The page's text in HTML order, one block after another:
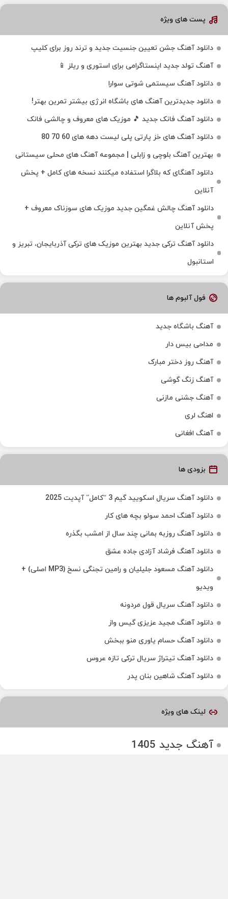
پست های ویژه
دانلود آهنگ جشن تعیین جنسیت جدید و ترند روز برای کلیپ
آهنگ تولد جدید اینستاگرامی برای استوری و ریلز 📱
دانلود آهنگ سیستمی شوتی سوارا
دانلود جدیدترین آهنگ‌ های باشگاه انرژی بیشتر تمرین بهتر!
دانلود آهنگ فانک جدید 🎵 موزیک‌ های معروف و چالشی فانک
دانلود آهنگ های خز پارتی پلی لیست دهه های 60 70 80
بهترین آهنگ بلوچی و زابلی | مجموعه آهنگ‌ های محلی سیستانی
دانلود آهنگای که بلاگرا استفاده میکنند نسخه های کامل + پخش
آنلاین
دانلود آهنگ چالش غمگین جدید موزیک های سوزناک معروف +
پخش آنلاین
دانلود آهنگ ترکی جدید بهترین موزیک‌ های ترکی آذربایجان، تبریز و
استانبول
فول آلبوم ها
آهنگ باشگاه جدید
مداحی بیس دار
آهنگ روز دختر مبارک
آهنگ زنگ گوشی
آهنگ جشنی مازنی
اهنگ لری
آهنگ افغانی
بزودی ها
دانلود آهنگ سریال اسکویید گیم 3 “کامل” آپدیت 2025
دانلود آهنگ احمد سولو بچه های کار
دانلود آهنگ روزبه بمانی چند سال از امشب بگذره
دانلود آهنگ فرشاد آزادی جاده عشق
دانلود آهنگ مسعود جلیلیان و رامین تجنگی نسخ (MP3 اصلی) +
ویدیو
دانلود آهنگ سریال قول مردونه
دانلود آهنگ مجید عزیزی گیس واز
دانلود آهنگ حسام یاوری منو ببخش
دانلود آهنگ تیتراژ سریال ترکی تازه عروس
دانلود آهنگ شاهین بنان پدر
لینک های ویژه
آهنگ جدید 1405